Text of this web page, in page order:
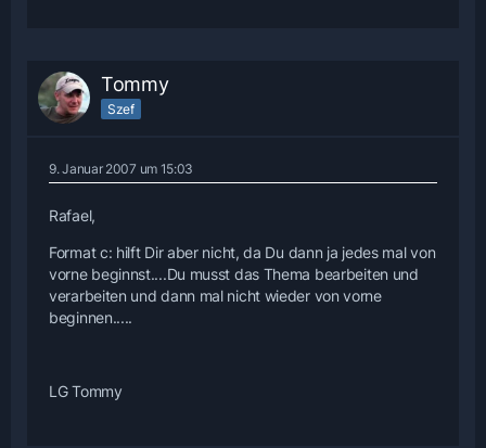
Tommy
Szef
9. Januar 2007 um 15:03
Rafael,
Format c: hilft Dir aber nicht, da Du dann ja jedes mal von
vorne beginnst....Du musst das Thema bearbeiten und
verarbeiten und dann mal nicht wieder von vorne
beginnen.....
LG Tommy